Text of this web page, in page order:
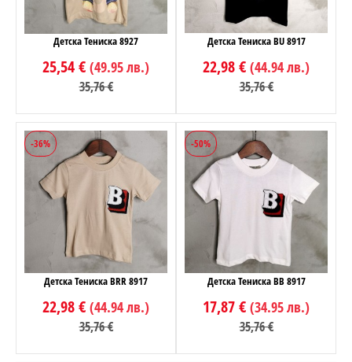
Детска Тениска 8927
25,54 € (49.95 лв.)
35,76 €
Детска Тениска BU 8917
22,98 € (44.94 лв.)
35,76 €
-36%
Детска Тениска BRR 8917
22,98 € (44.94 лв.)
35,76 €
-50%
Детска Тениска BB 8917
17,87 € (34.95 лв.)
35,76 €